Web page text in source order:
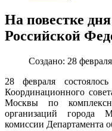
На повестке
Российской
Создано: 28
28 февраля
Координационного
Москвы по
организаций города
комиссии Департамента